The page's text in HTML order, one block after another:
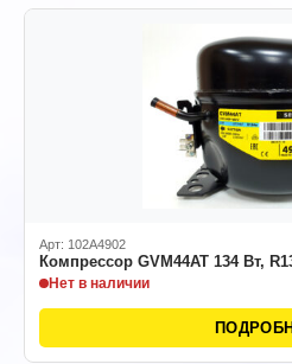
Арт: 102A4902
Компрессор GVМ44AT 134 Вт,
Нет в наличии